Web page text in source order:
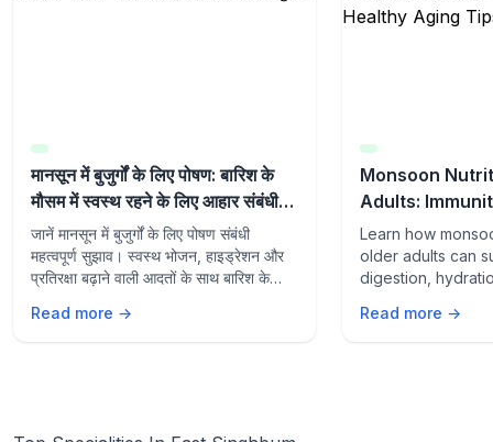
मानसून में बुजुर्गों के लिए पोषण: बारिश के
मौसम में स्वस्थ रहने के लिए आहार संबंधी
सुझाव
जानें मानसून में बुजुर्गों के लिए पोषण संबंधी
महत्वपूर्ण सुझाव। स्वस्थ भोजन, हाइड्रेशन और
प्रतिरक्षा बढ़ाने वाली आदतों के साथ बारिश के
Read more →
Monsoon
Adults:
and Healthy
Learn how
older adults can
digestion,
lifestyle habits
Read more →